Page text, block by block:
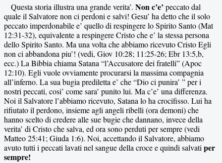
Questa storia illustra una grande verita’. Non c’e’ peccato dal
quale il Salvatore non ci perdoni e salvi! Gesu’ ha detto che il solo
peccato imperdonabile e’ quello di respingere lo Spirito Santo (Mat
12:31-32), equivalente a respingere Cristo che e’ la stessa persona
dello Spirito Santo. Ma una volta che abbiamo ricevuto Cristo Egli
non ci abbandona piu’! (vedi, Giov 10:28; 11:25-26; Ebr 13:5,b,
ecc.) La Bibbia chiama Satana “l’Accusatore dei fratelli” (Apoc
12:10). Egli vuole ovviamente procurarsi la massima compagnia
all’inferno. La sua bugia prediletta e’ che “Dio ci punira’ ” per i
nostri peccati, cosi’ come sara’ punito lui. Ma c’e’ una differenza.
Noi il Salvatore l’abbiamo ricevuto, Satana lo ha crocifisso. Lui ha
rifiutato il perdono, insieme agli angeli ribelli (ora demoni) che
hanno scelto di credere alle sue bugie che dannano, invece della
verita’ di Cristo che salva, ed ora sono perduti per sempre (vedi
Matteo 25:41; Giuda 1:6). Noi, accettando il Salvatore, abbiamo
avuto tutti i peccati lavati nel sangue della croce e quindi salvati per
sempre!